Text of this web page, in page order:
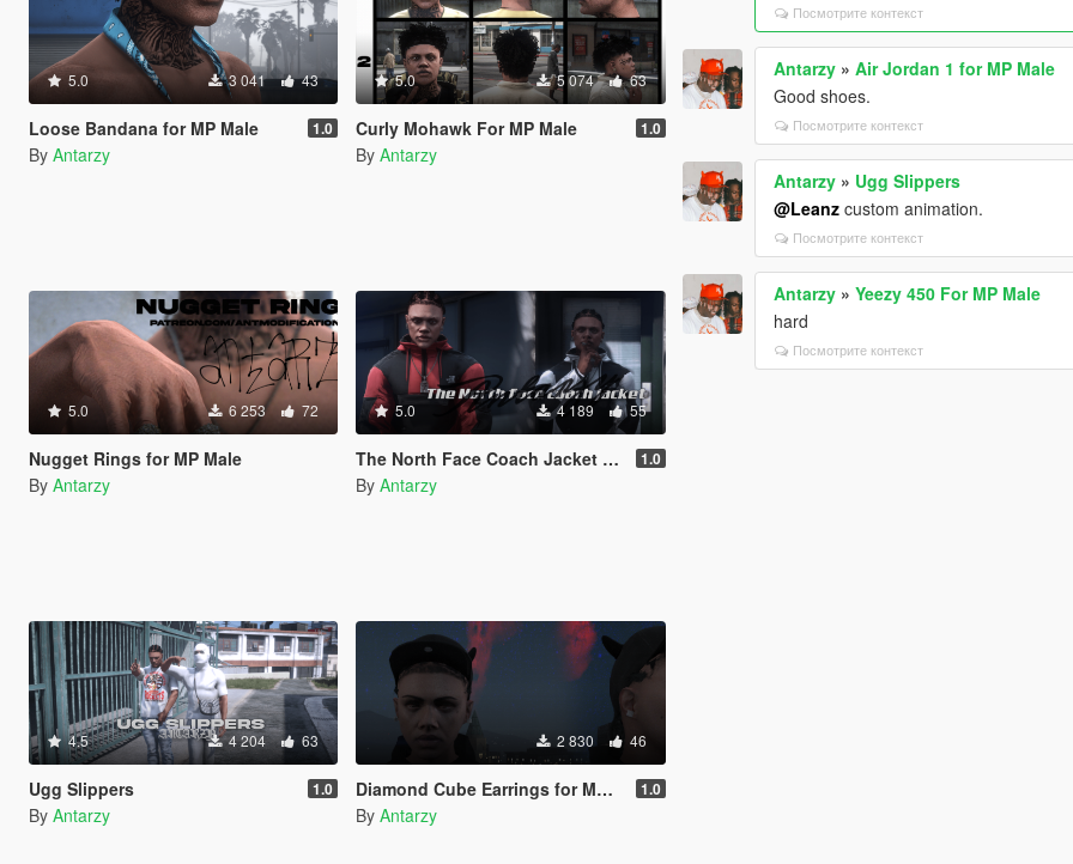
5.0 3 041 43
Loose Bandana for MP Male 1.0
By Antarzy
5.0 5 074 63
Curly Mohawk For MP Male 1.0
By Antarzy
5.0 6 253 72
Nugget Rings for MP Male
By Antarzy
5.0 4 189 55
The North Face Coach Jacket For MPMALE 1.0
By Antarzy
4.5 4 204 63
Ugg Slippers 1.0
By Antarzy
2 830 46
Diamond Cube Earrings for MP Male 1.0
By Antarzy
Посмотрите контекст
Antarzy »Air Jordan 1 for MP Male
Good shoes.
Посмотрите контекст
Antarzy » Ugg Slippers
@Leanz custom animation.
Посмотрите контекст
Antarzy »Yeezy 450 For MP Male
hard
Посмотрите контекст